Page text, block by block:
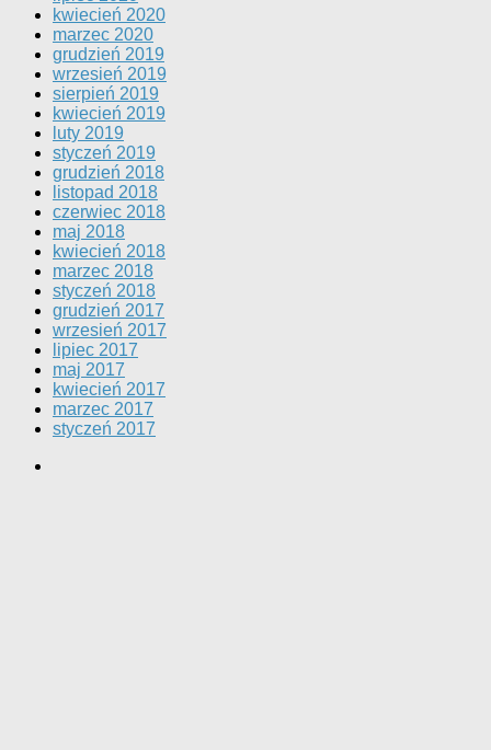
kwiecień 2020
marzec 2020
grudzień 2019
wrzesień 2019
sierpień 2019
kwiecień 2019
luty 2019
styczeń 2019
grudzień 2018
listopad 2018
czerwiec 2018
maj 2018
kwiecień 2018
marzec 2018
styczeń 2018
grudzień 2017
wrzesień 2017
lipiec 2017
maj 2017
kwiecień 2017
marzec 2017
styczeń 2017